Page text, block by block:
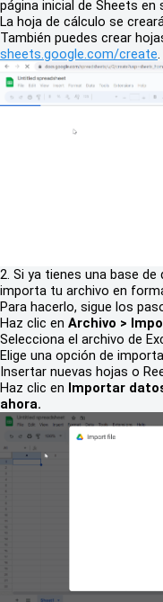
página inicial de Sheets
La hoja de cálculo se
También puedes crear
sheets.google.com/create.
2. Si ya tienes una base
importa tu archivo en
Para hacerlo, sigue los
Haz clic en Archivo >
Selecciona el archivo de
Elige una opción de
Insertar nuevas hojas o
Haz clic en Importar
ahora.